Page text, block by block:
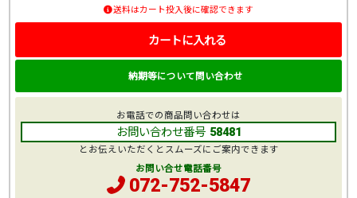
送料はカート投入後に確認できます
カートに入れる
納期等について問い合わせ
お電話での商品問い合わせは
お問い合わせ番号 58481
とお伝えいただくとスムーズにご案内できます
お問い合せ電話番号
072-752-5847